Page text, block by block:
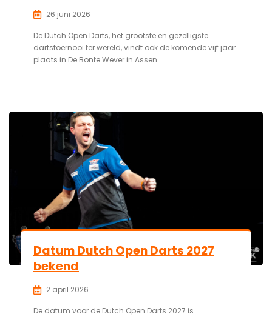
26 juni 2026
De Dutch Open Darts, het grootste en gezelligste
dartstoernooi ter wereld, vindt ook de komende vijf jaar
plaats in De Bonte Wever in Assen.
Datum Dutch Open Darts 2027
bekend
2 april 2026
De datum voor de Dutch Open Darts 2027 is